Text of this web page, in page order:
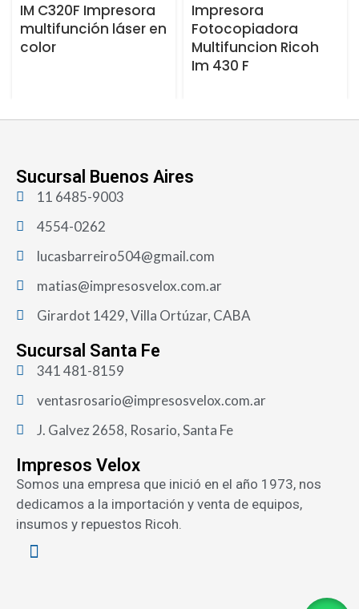
IM C320F Impresora
multifunción láser en
color
Impresora
Fotocopiadora
Multifuncion Ricoh
Im 430 F
Sucursal Buenos Aires
11 6485-9003
4554-0262
lucasbarreiro504@gmail.com
matias@impresosvelox.com.ar
Girardot 1429, Villa Ortúzar, CABA
Sucursal Santa Fe
341 481-8159
ventasrosario@impresosvelox.com.ar
J. Galvez 2658, Rosario, Santa Fe
Impresos Velox
Somos una empresa que inició en el año 1973, nos
dedicamos a la importación y venta de equipos,
insumos y repuestos Ricoh.